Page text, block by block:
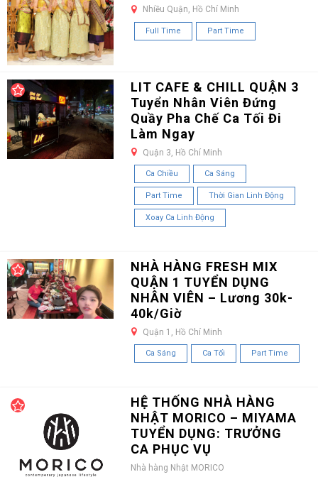
Nhiều Quận, Hồ Chí Minh
Full Time Part Time
LIT CAFE & CHILL QUẬN 3
Tuyển Nhân Viên Đứng
Quầy Pha Chế Ca Tối Đi
Làm Ngay
Quận 3, Hồ Chí Minh
Ca Chiều Ca Sáng
Part Time Thời Gian Linh Động
Xoay Ca Linh Động
NHÀ HÀNG FRESH MIX
QUẬN 1 TUYỂN DỤNG
NHÂN VIÊN – Lương 30k-
40k/Giờ
Quận 1, Hồ Chí Minh
Ca Sáng Ca Tối Part Time
HỆ THỐNG NHÀ HÀNG
NHẬT MORICO – MIYAMA
TUYỂN DỤNG: TRƯỞNG
CA PHỤC VỤ
Nhà hàng Nhật MORICO